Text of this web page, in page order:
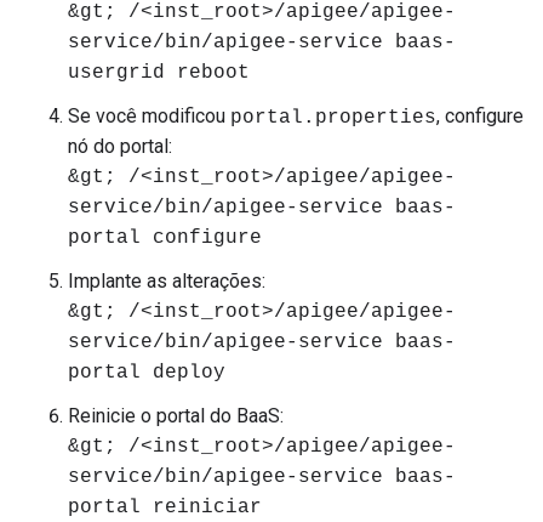
&gt; /<inst_root>/apigee/apigee-
service/bin/apigee-service baas-
usergrid reboot
Se você modificou portal.properties, configure
nó do portal:
&gt; /<inst_root>/apigee/apigee-
service/bin/apigee-service baas-
portal configure
Implante as alterações:
&gt; /<inst_root>/apigee/apigee-
service/bin/apigee-service baas-
portal deploy
Reinicie o portal do BaaS:
&gt; /<inst_root>/apigee/apigee-
service/bin/apigee-service baas-
portal reiniciar